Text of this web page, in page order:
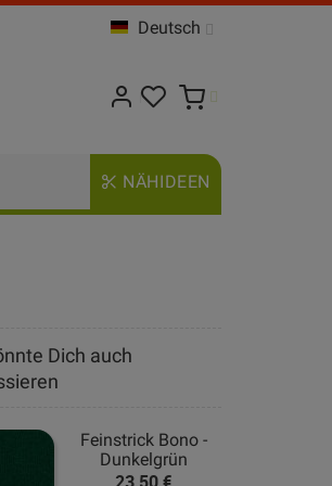
Deutsch
NÄHIDEEN
Dich auch
Feinstrick Bono -
Dunkelgrün